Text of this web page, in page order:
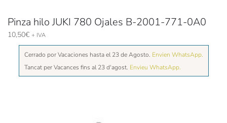
Pinza hilo JUKI 780 Ojales B-2001-771-0A0
10,50€ + IVA
Cerrado por Vacaciones hasta el 23 de Agosto. Envien WhatsApp.
Tancat per Vacances fins al 23 d'agost. Envieu WhatsApp.